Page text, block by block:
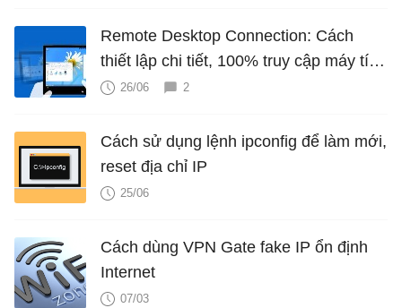
Remote Desktop Connection: Cách
thiết lập chi tiết, 100% truy cập máy tính
qua Internet thành công
26/06 2
Cách sử dụng lệnh ipconfig để làm mới,
reset địa chỉ IP
25/06
Cách dùng VPN Gate fake IP ổn định
Internet
07/03